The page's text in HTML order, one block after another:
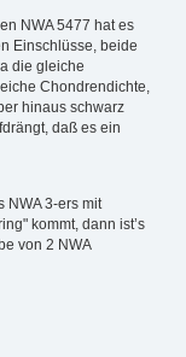
NWA 5477 hat es
Einschlüsse, beide
die gleiche
Chondrendichte,
hinaus schwarz
daß es ein
NWA 3-ers mit
kommt, dann ist’s
von 2 NWA